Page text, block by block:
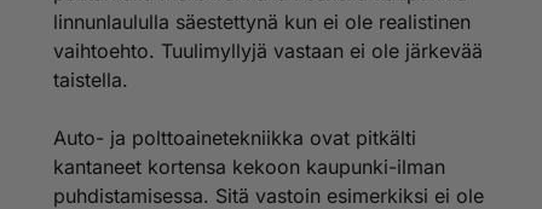
linnunlaululla säestettynä kun ei ole realistinen
vaihtoehto. Tuulimyllyjä vastaan ei ole järkevää
taistella.
Auto- ja polttoainetekniikka ovat pitkälti
kantaneet kortensa kekoon kaupunki-ilman
puhdistamisessa. Sitä vastoin esimerkiksi ei ole